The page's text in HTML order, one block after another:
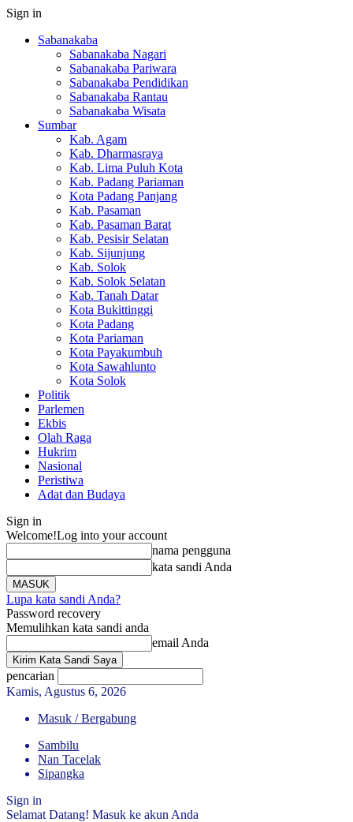
Sign in
Sabanakaba
Sabanakaba Nagari
Sabanakaba Pariwara
Sabanakaba Pendidikan
Sabanakaba Rantau
Sabanakaba Wisata
Sumbar
Kab. Agam
Kab. Dharmasraya
Kab. Lima Puluh Kota
Kab. Padang Pariaman
Kota Padang Panjang
Kab. Pasaman
Kab. Pasaman Barat
Kab. Pesisir Selatan
Kab. Sijunjung
Kab. Solok
Kab. Solok Selatan
Kab. Tanah Datar
Kota Bukittinggi
Kota Padang
Kota Pariaman
Kota Payakumbuh
Kota Sawahlunto
Kota Solok
Politik
Parlemen
Ekbis
Olah Raga
Hukrim
Nasional
Peristiwa
Adat dan Budaya
Sign in
Welcome!Log into your account
nama pengguna
kata sandi Anda
Lupa kata sandi Anda?
Password recovery
Memulihkan kata sandi anda
email Anda
pencarian
Kamis, Agustus 6, 2026
Masuk / Bergabung
Sambilu
Nan Tacelak
Sipangka
Sign in
Selamat Datang! Masuk ke akun Anda